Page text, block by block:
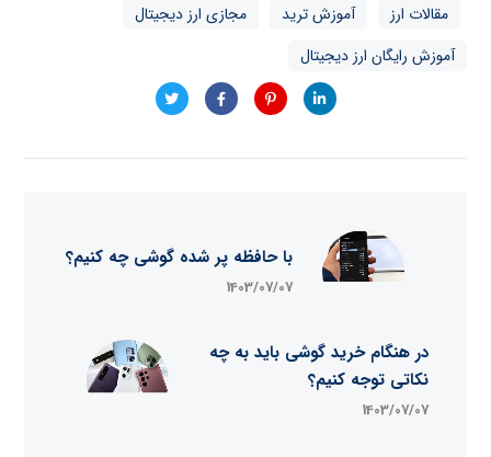
مقالات ارز
آموزش ترید
مجازی ارز دیجیتال
آموزش رایگان ارز دیجیتال
با حافظه پر شده گوشی چه کنیم؟
1403/07/07
در هنگام خرید گوشی باید به چه
نکاتی توجه کنیم؟
1403/07/07